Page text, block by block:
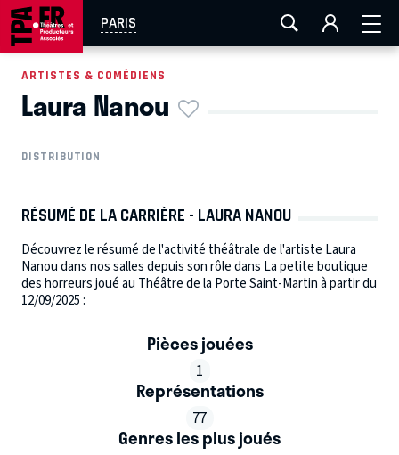
PARIS
AIX-MARSEILLE LA ROCHELLE
EN TOURNÉE
ARTISTES & COMÉDIENS
Laura Nanou
DISTRIBUTION
RÉSUMÉ DE LA CARRIÈRE - LAURA NANOU
Découvrez le résumé de l'activité théâtrale de l'artiste Laura
Nanou dans nos salles depuis son rôle dans La petite boutique
des horreurs joué au Théâtre de la Porte Saint-Martin à partir du
12/09/2025 :
Pièces jouées
1
Représentations
77
Genres les plus joués